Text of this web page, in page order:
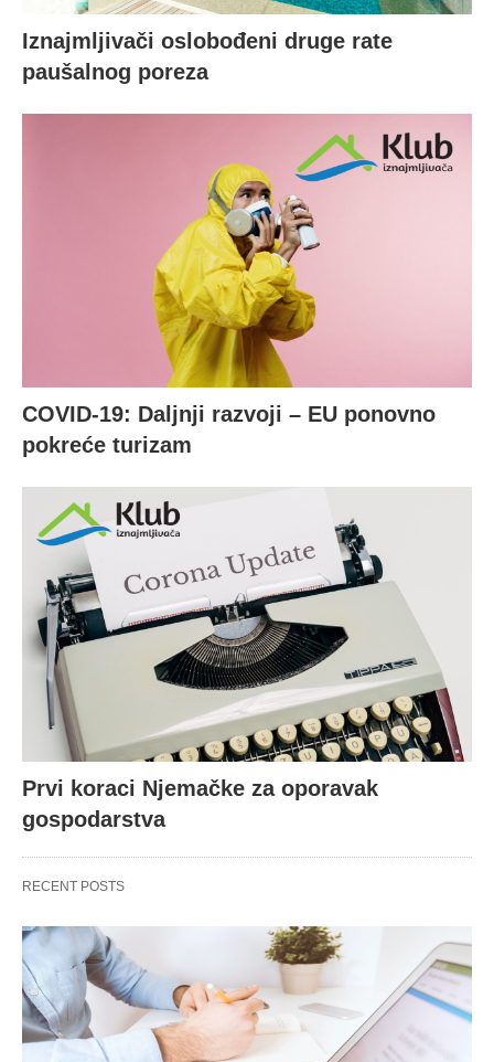
Iznajmljivači oslobođeni druge rate
paušalnog poreza
COVID-19: Daljnji razvoji – EU ponovno
pokreće turizam
Prvi koraci Njemačke za oporavak
gospodarstva
RECENT POSTS